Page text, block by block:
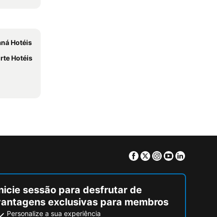
Hotéis
Hotéis
Facebook
TwitterInstagram
Youtube
sessão para desfrutar de
exclusivas para membros
Personalize a sua experiência